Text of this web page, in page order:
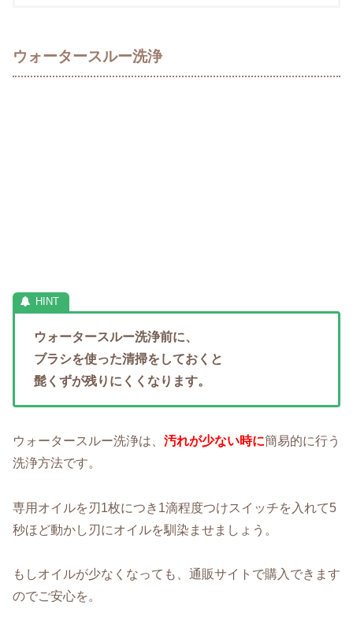
ウォータースルー洗浄
ウォータースルー洗浄前に、
ブラシを使った清掃をしておくと
髭くずが残りにくくなります。
ウォータースルー洗浄は、 汚れが少ない時に簡易的に行う
洗浄方法です。
専用オイルを刃1枚につき1滴程度つけスイッチを入れて5
秒ほど動かし刃にオイルを馴染ませましょう。
もしオイルが少なくなっても、通販サイトで購入できます
のでご安心を。